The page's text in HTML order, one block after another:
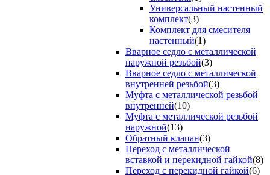
Универсальный настенный
комплект(3)
Комплект для смесителя
настенный(1)
Вварное седло с металлической
наружной резьбой(3)
Вварное седло с металлической
внутренней резьбой(3)
Муфта с металлической резьбой
внутренней(10)
Муфта с металлической резьбой
наружной(13)
Обратный клапан(3)
Переход с металлической
вставкой и перекидной гайкой(8)
Переход с перекидной гайкой(6)